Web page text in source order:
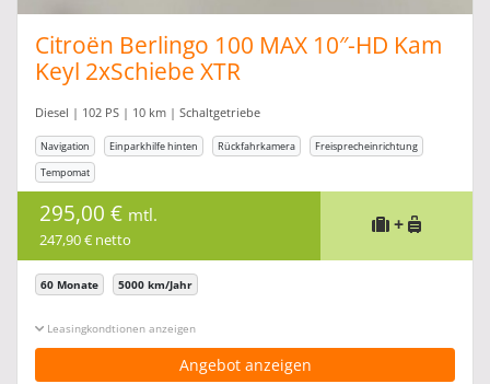
Citroën Berlingo 100 MAX 10″-HD Kam
Keyl 2xSchiebe XTR
Diesel | 102 PS | 10 km | Schaltgetriebe
Navigation Einparkhilfe hinten Rückfahrkamera
Freisprecheinrichtung
Tempomat
295,00 € mtl.
247,90 € netto
+
60 Monate 5000 km/Jahr
Leasingkonditionen ein-/ausblenden
Angebot anzeigen